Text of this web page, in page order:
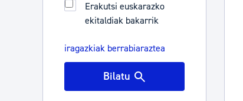
Erakutsi euskarazko
ekitaldiak bakarrik
iragazkiak berrabiaraztea
Bilatu